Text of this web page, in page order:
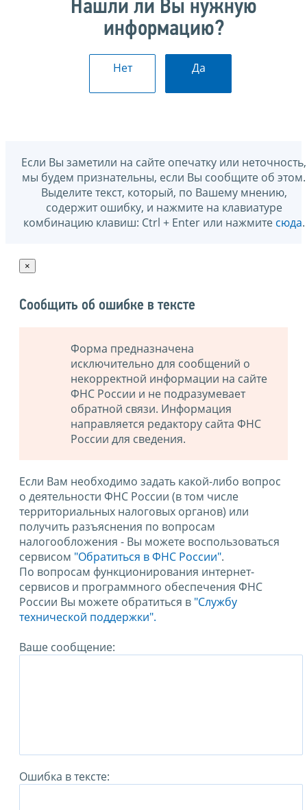
Нашли ли Вы нужную
информацию?
Нет Да
Если Вы заметили на сайте опечатку или неточность,
мы будем признательны, если Вы сообщите об этом.
Выделите текст, который, по Вашему мнению,
содержит ошибку, и нажмите на клавиатуре
комбинацию клавиш: Ctrl + Enter или нажмите сюда.
×
Сообщить об ошибке в тексте
Форма предназначена
исключительно для сообщений о
некорректной информации на сайте
ФНС России и не подразумевает
обратной связи. Информация
направляется редактору сайта ФНС
России для сведения.
Если Вам необходимо задать какой-либо вопрос
о деятельности ФНС России (в том числе
территориальных налоговых органов) или
получить разъяснения по вопросам
налогообложения - Вы можете воспользоваться
сервисом "Обратиться в ФНС России".
По вопросам функционирования интернет-
сервисов и программного обеспечения ФНС
России Вы можете обратиться в "Службу
технической поддержки".
Ваше сообщение:
Ошибка в тексте: